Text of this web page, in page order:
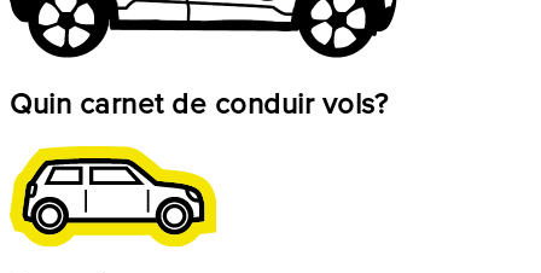
Quin carnet de conduir vols?